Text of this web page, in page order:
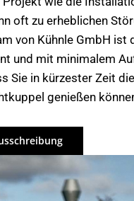
oft zu erheblichen
von Kühnle GmbH ist
und mit minimalem
Sie in kürzester Zeit
genießen